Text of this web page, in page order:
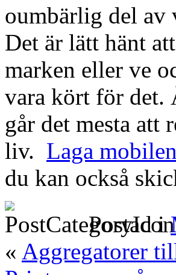
oumbärlig del av
Det är lätt hänt
marken eller ve
vara kört för det.
går det mesta att
liv. Laga mobilen
du kan också
Postad i
« Aggregatorer